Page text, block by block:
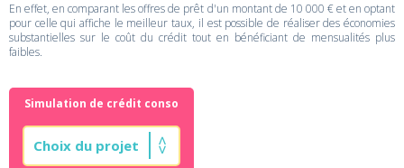
En effet, en comparant les offres de prêt d'un montant de 10 000 € et en optant
pour celle qui affiche le meilleur taux, il est possible de réaliser des économies
substantielles sur le coût du crédit tout en bénéficiant de mensualités plus
faibles.
Simulation de crédit conso